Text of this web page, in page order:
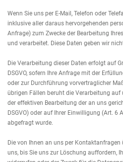
Wenn Sie uns per E-Mail, Telefon oder
inklusive aller daraus hervorgehenden
Anfrage) zum Zwecke der Bearbeitung
und verarbeitet. Diese Daten geben wir
Die Verarbeitung dieser Daten erfolgt auf
DSGVO, sofern Ihre Anfrage mit der
oder zur Durchführung vorvertraglicher
übrigen Fällen beruht die Verarbeitung auf
der effektiven Bearbeitung der an uns
DSGVO) oder auf Ihrer Einwilligung (Art. 6
abgefragt wurde.
Die von Ihnen an uns per
uns, bis Sie uns zur Löschung auffordern,